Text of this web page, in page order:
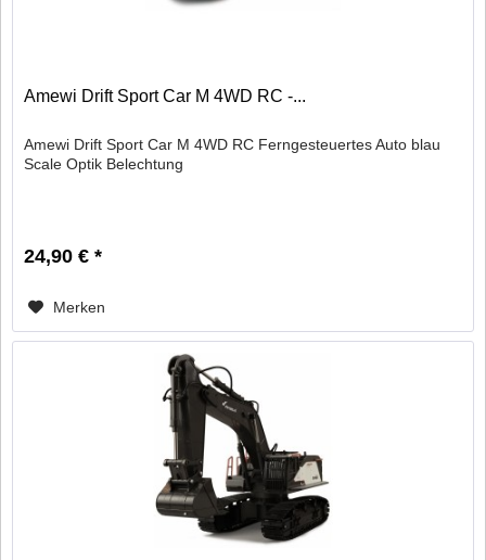
Amewi Drift Sport Car M 4WD RC -...
Amewi Drift Sport Car M 4WD RC Ferngesteuertes Auto blau
Scale Optik Belechtung
24,90 € *
Merken